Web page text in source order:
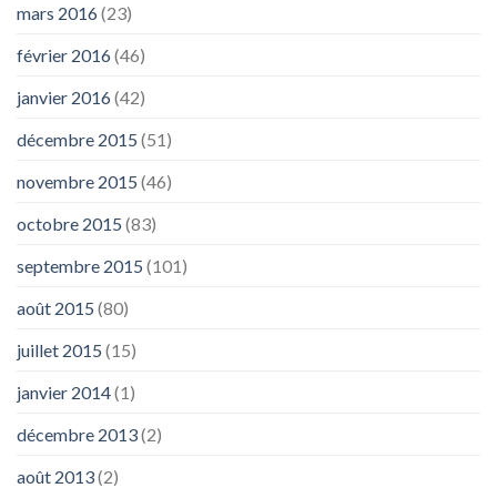
mars 2016(23)
février 2016(46)
janvier 2016(42)
décembre 2015 (51)
novembre 2015 (46)
octobre 2015 (83)
septembre 2015 (101)
août 2015 (80)
juillet 2015 (15)
janvier 2014(1)
décembre 2013(2)
août 2013(2)